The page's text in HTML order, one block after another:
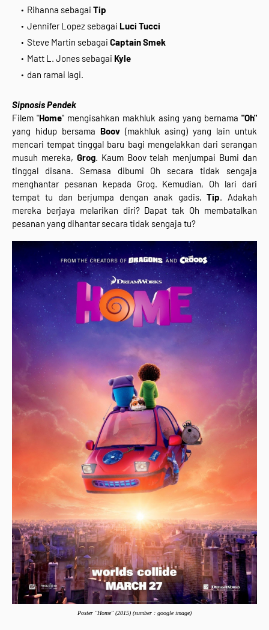
Rihanna sebagai Tip
Jennifer Lopez sebagai Luci Tucci
Steve Martin sebagai Captain Smek
Matt L. Jones sebagai Kyle
dan ramai lagi.
Sipnosis Pendek
Filem "Home" mengisahkan makhluk asing yang bernama "Oh"
yang hidup bersama Boov(makhluk asing) yang lain untuk
mencari tempat tinggal baru bagi mengelakkan dari serangan
musuh mereka, Grog. Kaum Boov telah menjumpai Bumi dan
tinggal disana. Semasa dibumi Oh secara tidak sengaja
menghantar pesanan kepada Grog. Kemudian, Oh lari dari
tempat tu dan berjumpa dengan anak gadis,Tip. Adakah
mereka berjaya melarikan diri? Dapat tak Oh membatalkan
pesanan yang dihantar secara tidak sengaja tu?
Poster "Home" (2015) (sumber : google image)